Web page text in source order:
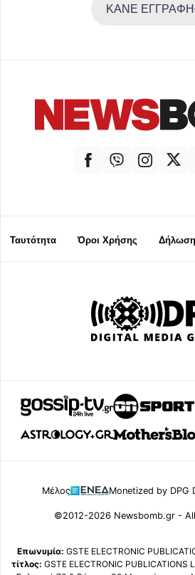
ΚΑΝΕ ΕΓΓΡΑΦΗ
Ταυτότητα Όροι Χρήσης Δήλωση
Μέλος Monetized by DPG
©2012-2026 Newsbomb.gr -
Επωνυμία: GSTE ELECTRONIC
τίτλος: GSTE ELECTRONIC PUBLICATIONS